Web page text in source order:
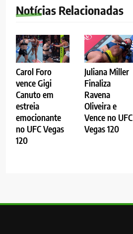
Notícias Relacionadas
Carol Foro
vence Gigi
Canuto em
estreia
emocionante
no UFC Vegas
120
Juliana Miller
Finaliza
Ravena
Oliveira e
Vence no UFC
Vegas 120